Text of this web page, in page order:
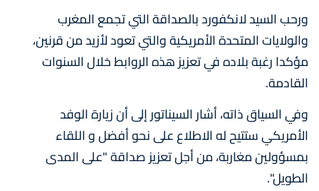
ورحب السيد لانكفورد بالصداقة التي تجمع المغرب
والولايات المتحدة الأمريكية والتي تعود لأزيد من قرنين،
مؤكدا رغبة بلاده في تعزيز هذه الروابط خلال السنوات
القادمة.
وفي السياق ذاته، أشار السيناتور إلى أن زيارة الوفد
الأمريكي ستتيح له الاطلاع على نحو أفضل و اللقاء
بمسؤولين مغاربة، من أجل تعزيز صداقة "على المدى
الطويل".